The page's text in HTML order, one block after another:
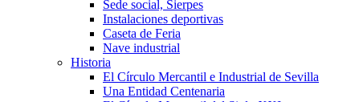
Sede social, Sierpes
Instalaciones deportivas
Caseta de Feria
Nave industrial
Historia
El Círculo Mercantil e Industrial de Sevilla
Una Entidad Centenaria